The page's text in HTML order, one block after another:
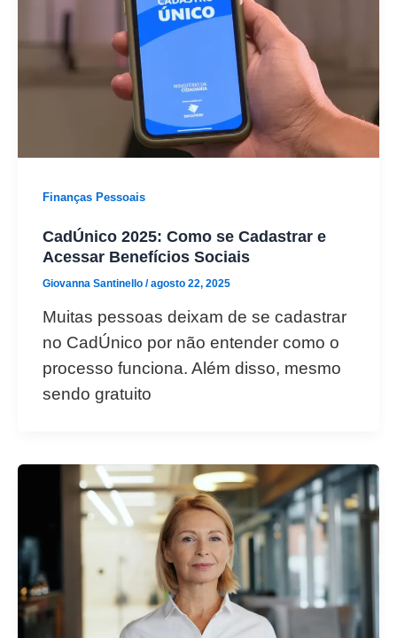
Finanças Pessoais
CadÚnico 2025: Como se Cadastrar e
Acessar Benefícios Sociais
Giovanna Santinello /agosto 22, 2025
Muitas pessoas deixam de se cadastrar
no CadÚnico por não entender como o
processo funciona. Além disso, mesmo
sendo gratuito